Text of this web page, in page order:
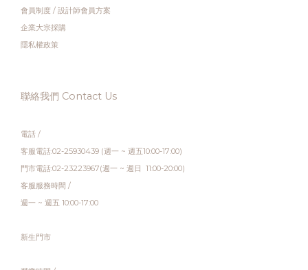
會員制度 / 設計師會員方案
企業大宗採購
隱私權政策
聯絡我們 Contact Us
電話 /
客服電話:02-25930439 (週一 ~ 週五10:00-17:00)
門市電話:02-23223967(週一 ~ 週日 11:00-20:00)
客服服務時間 /
週一 ~ 週五 10:00-17:00
新生門市